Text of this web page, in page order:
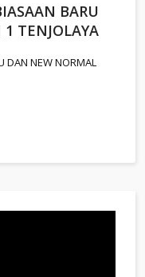
BARU
TENJOLAYA
DAN NEW NORMAL